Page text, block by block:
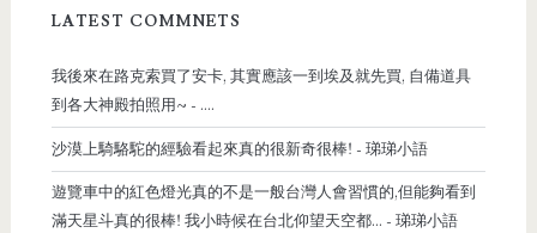
LATEST COMMNETS
我後來在路克索買了安卡, 其實應該一到埃及就先買, 自備道具
到各大神殿拍照用~ - ....
沙漠上騎駱駝的經驗看起來真的很新奇很棒! - 珶珶小語
遊覽車中的紅色燈光真的不是一般台灣人會習慣的,但能夠看到
滿天星斗真的很棒! 我小時候在台北仰望天空都... - 珶珶小語